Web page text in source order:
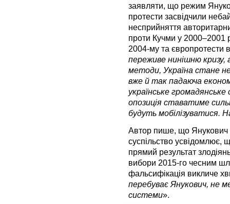
заявляти, що режим
протести засвідчили
несприйняття
проти Кучми у 2000–2001
2004-му та європротести
переживе нинішню кризу,
методи, Україна стане
вже й так падаюча
українське
опозиція ставатиме
будуть мобілізуватися.
Автор пише, що Янукович
суспільство усвідомлює,
прямий результат
вибори 2015-го чесним
фальсифікація викличе
перебуває Янукович, не
системи».